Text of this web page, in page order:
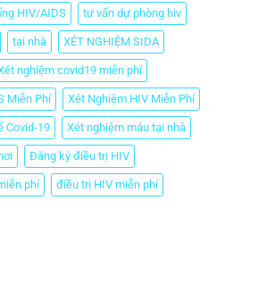
HIV/AIDS tư vấn dự phòng hiv
tại nhà XÉT NGHIỆM SIDA
nghiệm covid19 miễn phí
Miễn Phí Xét Nghiệm HIV Miễn Phí
Covid-19 Xét nghiệm máu tại nhà
Đăng ký điều trị HIV
phí điều trị HIV miễn phí